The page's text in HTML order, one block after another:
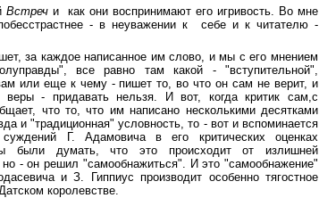
Встреч и как они воспринимают его игривость. Во мне
- в неуважении к себе и к читателю -
за каждое написанное им слово, и мы с его мнением
все равно там какой - "вступительной",
или еще к чему - пишет то, во что он сам не верит, и
веры - придавать нельзя. И вот, когда критик сам,с
что то, что им написано несколькими десятками
и "традиционная" условность, то - вот и вспоминается
Г. Адамовича в его критических оценках
думать, что это происходит от излишней
но - он решил "самообнажиться". И это "самообнажение"
и З. Гиппиyс производит особенно тягостное
королевстве.